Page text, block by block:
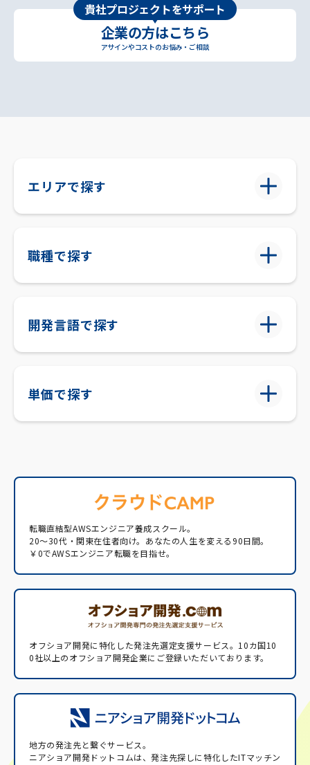
貴社プロジェクトをサポート
企業の方はこちら
アサインやコストのお悩み・ご相談
エリアで探す
職種で探す
開発言語で探す
単価で探す
転職直結型AWSエンジニア養成スクール。
20〜30代・関東在住者向け。あなたの人生を変える90日間。
￥0でAWSエンジニア転職を目指せ。
オフショア開発に特化した発注先選定支援サービス。 10カ国10
0社以上のオフショア開発企業にご登録いただいております。
地方の発注先と繋ぐサービス。
ニアショア開発ドットコムは、発注先探しに特化したITマッチン